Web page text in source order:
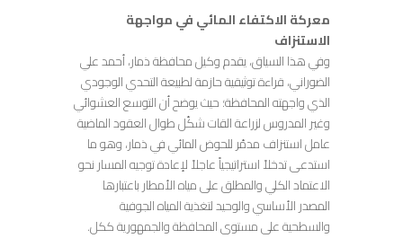
معركة الاكتفاء المائي في مواجهة
الاستنزاف
وفي هذا السياق، يقدم وكيل محافظة ذمار، أحمد علي
الضوراني، قراءة توثيقية حازمة لطبيعة التحدي الوجودي
الذي واجهته المحافظة؛ حيث يوضح أن التوسع العشوائي
وغير المدروس لزراعة القات شكّل طوال العقود الماضية
عامل استنزاف مدمّر للحوض المائي في ذمار، وهو ما
استدعى تدخلاً استراتيجياً عاجلاً لإعادة توجيه المسار نحو
الاعتماد الكلي والمطلق على مياه الأمطار باعتبارها
المصدر الأساسي والوحيد لتغذية المياه الجوفية
والسطحية على مستوى المحافظة والجمهورية ككل.